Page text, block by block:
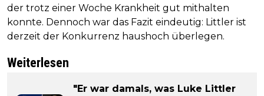
der trotz einer Woche Krankheit gut mithalten
konnte. Dennoch war das Fazit eindeutig: Littler ist
derzeit der Konkurrenz haushoch überlegen.
Weiterlesen
"Er war damals, was Luke Littler